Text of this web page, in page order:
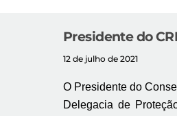
Presidente do
12 de julho de 2021
O Presidente do
Delegacia de